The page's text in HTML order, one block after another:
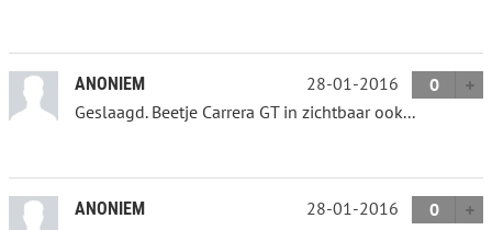
ANONIEM 28-01-2016
0
Geslaagd. Beetje Carrera GT in zichtbaar ook...
ANONIEM 28-01-2016
0